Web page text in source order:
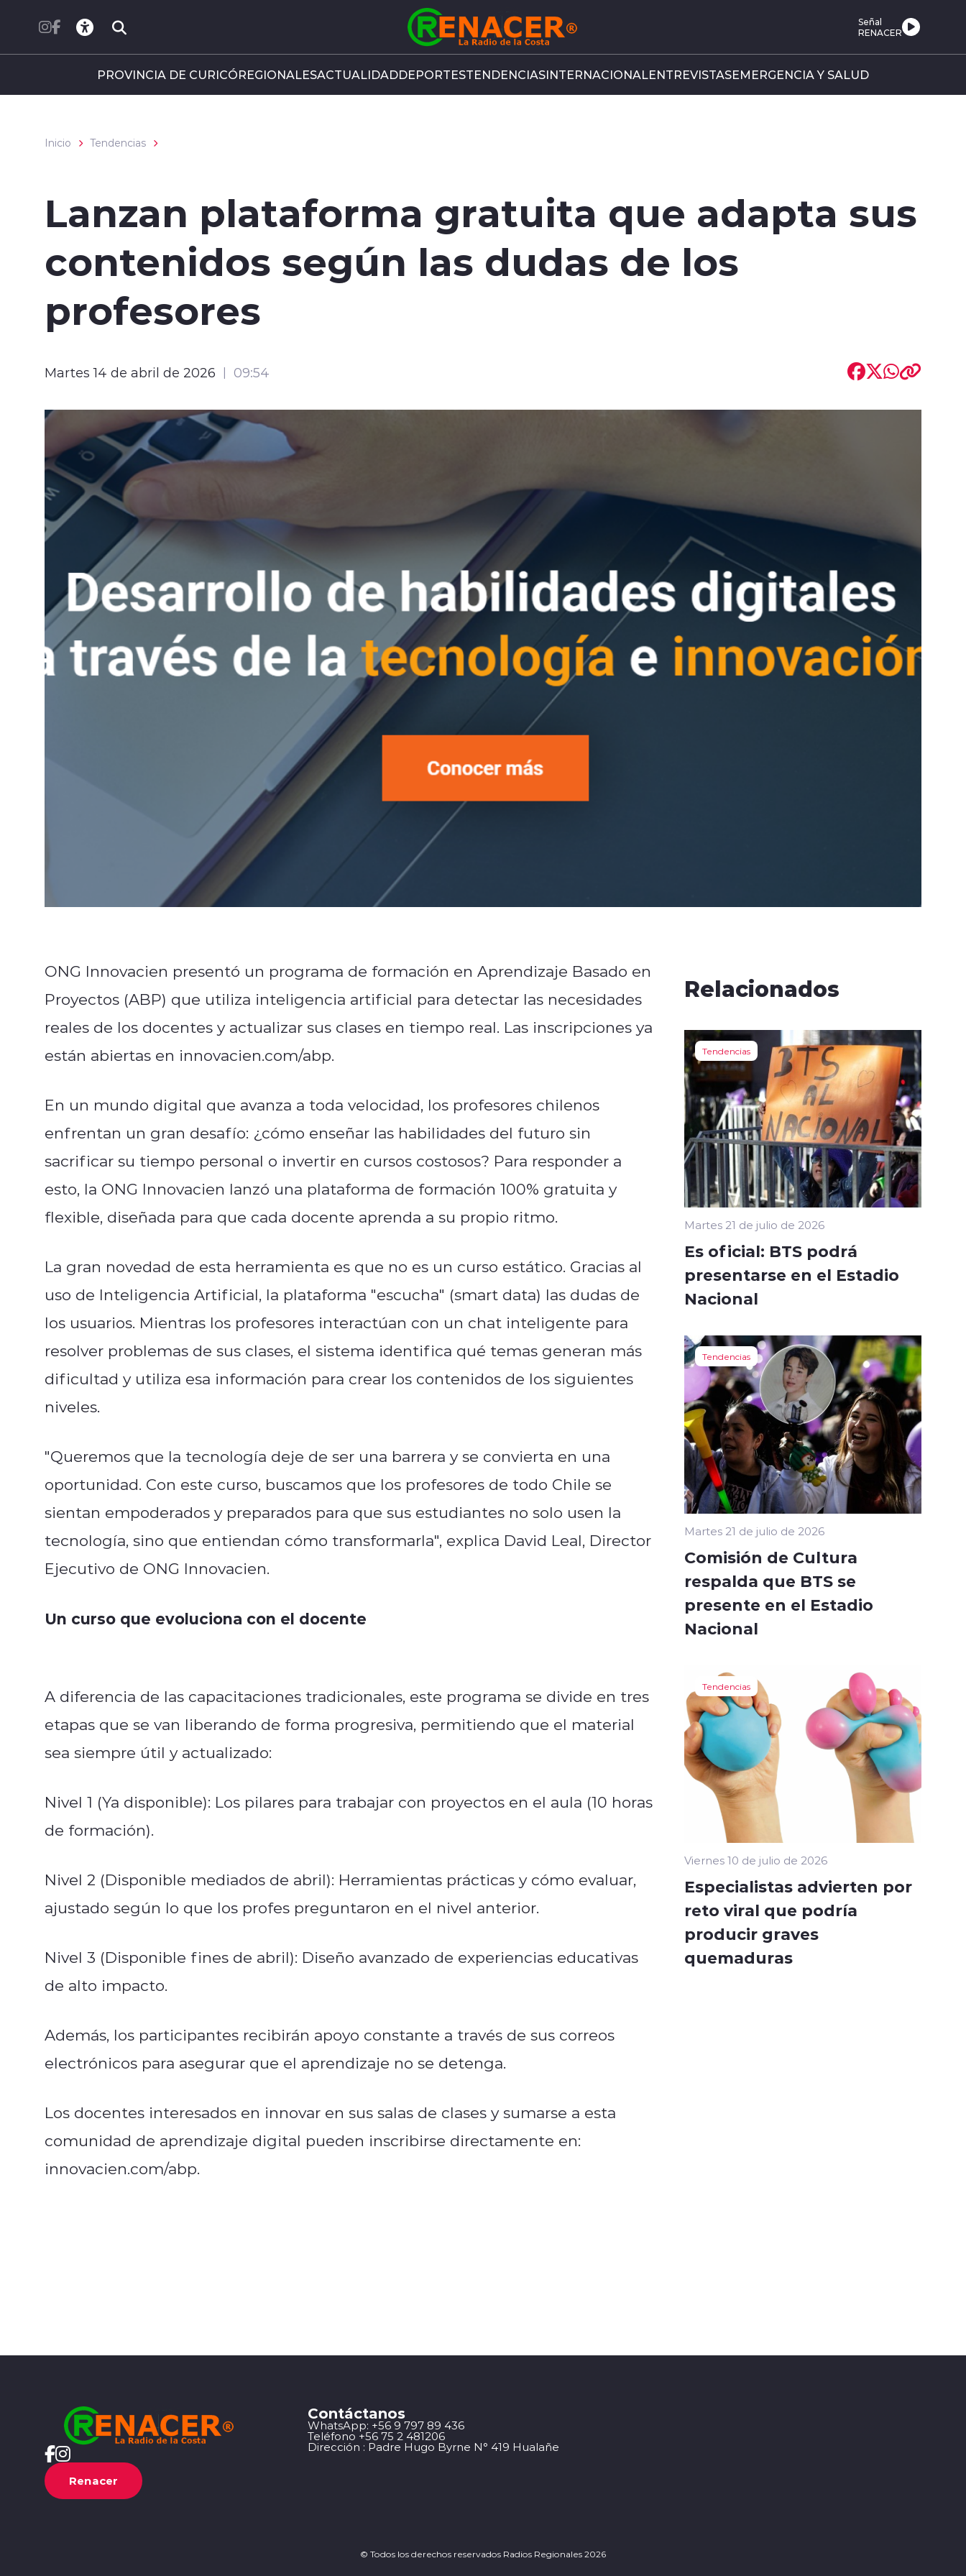
Señal
RENACER
PROVINCIA DE CURICÓREGIONALESACTUALIDADDEPORTESTENDENCIASINTERNACIONALENTREVISTASEMERGENCIA Y SALUD
Inicio Tendencias
Lanzan plataforma gratuita que adapta sus
contenidos según las dudas de los
profesores
Martes 14 de abril de 2026 09:54
ONG Innovacien presentó un programa de formación en Aprendizaje Basado en
Proyectos (ABP) que utiliza inteligencia artificial para detectar las necesidades
reales de los docentes y actualizar sus clases en tiempo real. Las inscripciones ya
están abiertas en innovacien.com/abp.
En un mundo digital que avanza a toda velocidad, los profesores chilenos
enfrentan un gran desafío: ¿cómo enseñar las habilidades del futuro sin
sacrificar su tiempo personal o invertir en cursos costosos? Para responder a
esto, la ONG Innovacien lanzó una plataforma de formación 100% gratuita y
flexible, diseñada para que cada docente aprenda a su propio ritmo.
La gran novedad de esta herramienta es que no es un curso estático. Gracias al
uso de Inteligencia Artificial, la plataforma "escucha" (smart data) las dudas de
los usuarios. Mientras los profesores interactúan con un chat inteligente para
resolver problemas de sus clases, el sistema identifica qué temas generan más
dificultad y utiliza esa información para crear los contenidos de los siguientes
niveles.
"Queremos que la tecnología deje de ser una barrera y se convierta en una
oportunidad. Con este curso, buscamos que los profesores de todo Chile se
sientan empoderados y preparados para que sus estudiantes no solo usen la
tecnología, sino que entiendan cómo transformarla", explica David Leal, Director
Ejecutivo de ONG Innovacien.
Un curso que evoluciona con el docente
A diferencia de las capacitaciones tradicionales, este programa se divide en tres
etapas que se van liberando de forma progresiva, permitiendo que el material
sea siempre útil y actualizado:
Nivel 1 (Ya disponible): Los pilares para trabajar con proyectos en el aula (10 horas
de formación).
Nivel 2 (Disponible mediados de abril): Herramientas prácticas y cómo evaluar,
ajustado según lo que los profes preguntaron en el nivel anterior.
Nivel 3 (Disponible fines de abril): Diseño avanzado de experiencias educativas
de alto impacto.
Además, los participantes recibirán apoyo constante a través de sus correos
electrónicos para asegurar que el aprendizaje no se detenga.
Los docentes interesados en innovar en sus salas de clases y sumarse a esta
comunidad de aprendizaje digital pueden inscribirse directamente en:
innovacien.com/abp.
Relacionados
Tendencias
Martes 21 de julio de 2026
Es oficial: BTS podrá
presentarse en el Estadio
Nacional
Tendencias
Martes 21 de julio de 2026
Comisión de Cultura
respalda que BTS se
presente en el Estadio
Nacional
Tendencias
Viernes 10 de julio de 2026
Especialistas advierten por
reto viral que podría
producir graves
quemaduras
Renacer
Contáctanos
WhatsApp: +56 9 797 89 436
Teléfono +56 75 2 481206
Dirección : Padre Hugo Byrne N° 419 Hualañe
© Todos los derechos reservados Radios Regionales 2026